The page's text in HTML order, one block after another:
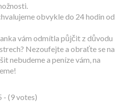
obvykle do 24 hodin od
vám odmítla půjčit z důvodu
Nezoufejte a obraťte se na
nebudeme a peníze vám, na
- (9 votes)